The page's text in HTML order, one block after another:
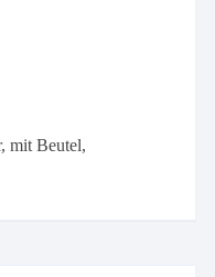
,mit Beutel,